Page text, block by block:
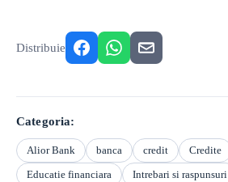
Distribuie
Categoria:
Alior Bank banca credit
Credite
Educatie financiara
Intrebari si raspunsuri